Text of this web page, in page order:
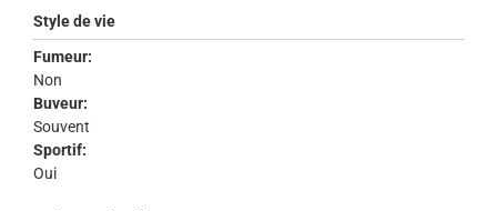
Style de vie
Fumeur:
Non
Buveur:
Souvent
Sportif:
Oui